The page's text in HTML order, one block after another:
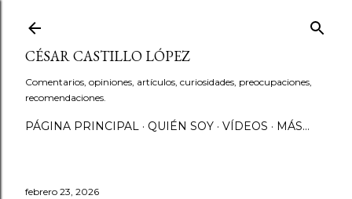
CÉSAR CASTILLO LÓPEZ
Comentarios, opiniones, artículos, curiosidades, preocupaciones,
recomendaciones.
PÁGINA PRINCIPAL QUIÉN SOY VÍDEOS MÁS…
febrero 23, 2026